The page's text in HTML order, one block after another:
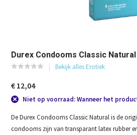
Durex Condooms Classic
Bekijk alles Erotiek
€ 12,04
Niet op voorraad: Wanneer het
De Durex Condooms Classic Natural is de
condooms zijn van transparant latex rubber